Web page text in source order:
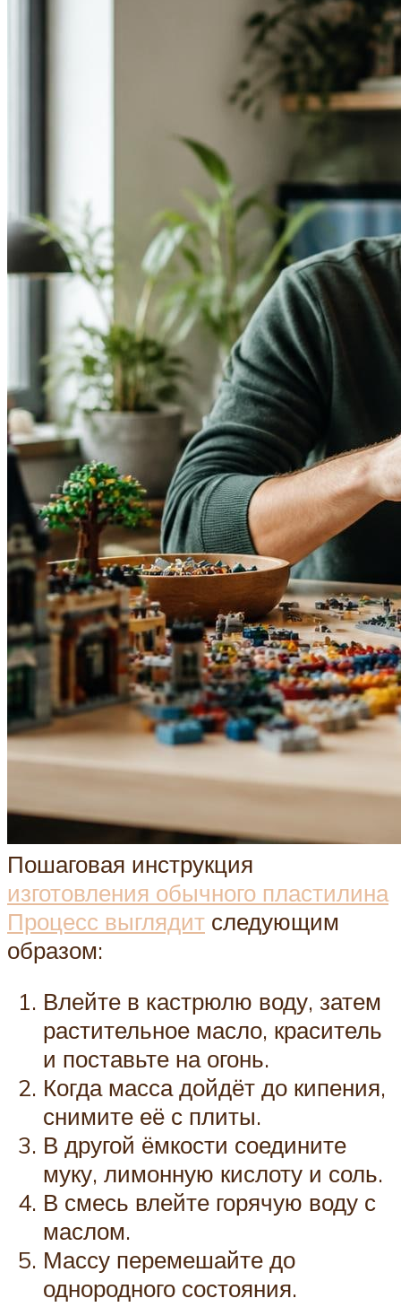
Пошаговая инструкция
изготовления обычного пластилина
Процесс выглядит следующим
образом:
Влейте в кастрюлю воду, затем
растительное масло, краситель
и поставьте на огонь.
Когда масса дойдёт до кипения,
снимите её с плиты.
В другой ёмкости соедините
муку, лимонную кислоту и соль.
В смесь влейте горячую воду с
маслом.
Массу перемешайте до
однородного состояния.